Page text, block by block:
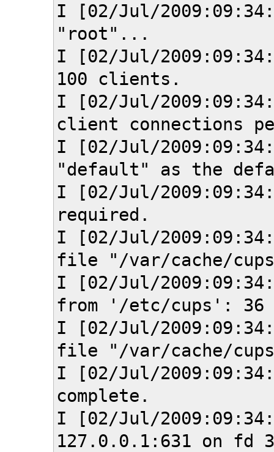
I [02/Jul/
"root"...
I [02/Jul/
100 clients.
I [02/Jul/
client connections
I [02/Jul/
"default" as the
I [02/Jul/
required.
I [02/Jul/
file "/var/cache/
I [02/Jul/
from '/etc/cups':
I [02/Jul/
file "/var/cache/
I [02/Jul/
complete.
I [02/Jul/
127.0.0.1:631 on fd